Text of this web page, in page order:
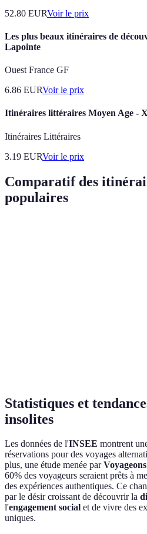
52.80 EURVoir le prix
Les plus beaux itinéraires de
Lapointe
Ouest France GF
6.86 EURVoir le prix
Itinéraires littéraires Moyen Age -
Itinéraires Littéraires
3.19 EURVoir le prix
Comparatif des
populaires
Statistiques et
insolites
Les données de l'INSEE montrent
réservations pour des voyages
plus, une étude menée par
60% des voyageurs seraient prêts à
des expériences authentiques. Ce
par le désir croissant de découvrir la
l'engagement social et de vivre des
uniques.